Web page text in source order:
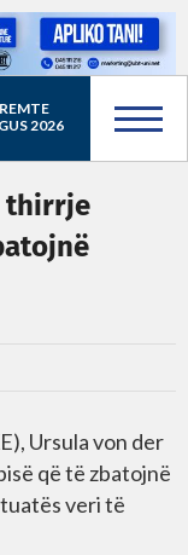
2026
thirrje
Ursula von der
që të zbatojnë
veri të